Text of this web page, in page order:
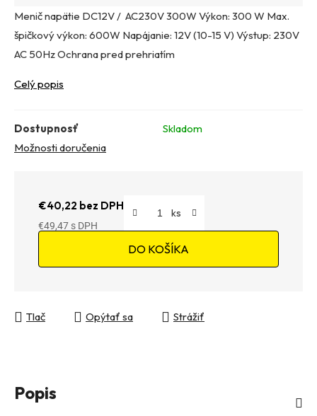
Menič napätie DC12V / AC230V 300W Výkon: 300 W Max.
špičkový výkon: 600W Napájanie: 12V (10-15 V) Výstup: 230V
AC 50Hz Ochrana pred prehriatím
Celý popis
Dostupnosť
Skladom
Možnosti doručenia
€40,22 bez DPH
€49,47
DO KOŠÍKA
Tlač Opýtať sa Strážiť
Popis